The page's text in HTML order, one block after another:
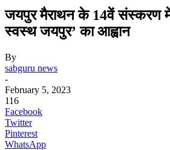
जयपुर मैराथन के 14वें संस्करण
स्वस्थ जयपुर’ का आह्वान
By
sabguru news
-
February 5, 2023
116
Facebook
Twitter
Pinterest
WhatsApp